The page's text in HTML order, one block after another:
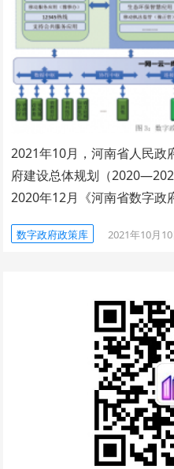
2021年10月，河南省人民政
府建设总体规划（
2020年12月《河南省数字政
数字政府政策库 2021年10月10